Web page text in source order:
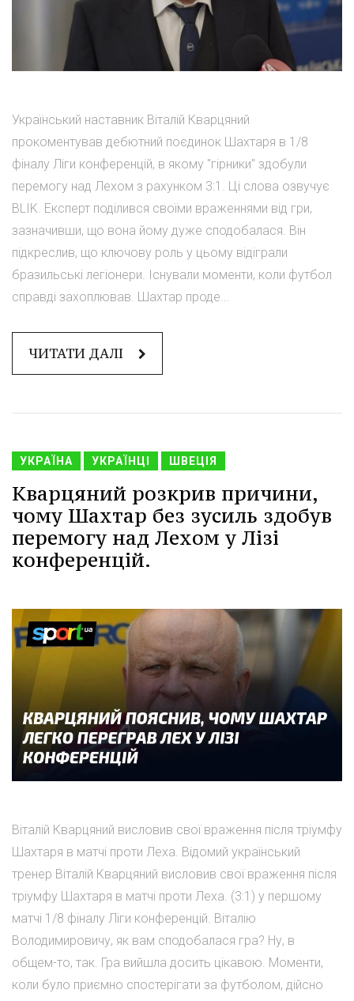
Український наставник Віталій Кварцяний
прокоментував дебютний поєдинок Шахтаря в 1/8
фіналу Ліги конференцій, в якому "гірники" здобули
перемогу над Лехом з рахунком 3:1. Ці слова озвучує
BLIK. Експерт поділився своїми враженнями від гри,
зазначивши, що вона йому дуже сподобалася. Він
підкреслив, що ключову роль у цьому відіграли
бразильські легіонери. Існували моменти, коли футбол
справді захоплював. Шахтар проде...
ЧИТАТИ ДАЛІ
УКРАЇНА УКРАЇНЦІ ШВЕЦІЯ
Кварцяний розкрив причини,
чому Шахтар без зусиль здобув
перемогу над Лехом у Лізі
конференцій.
Віталій Кварцяний висловив свої враження після тріумфу
Шахтаря в матчі проти Леха. Відомий український
тренер Віталій Кварцяний висловив свої враження після
тріумфу Шахтаря в матчі проти Леха. (3:1) у першому
матчі 1/8 фіналу Ліги конференцій. Віталію
Володимировичу, як вам сподобалася гра? Ну, в
общем-то, так. Гра вийшла досить цікавою. Моменти,
коли було приємно спостерігати за футболом, дійсно